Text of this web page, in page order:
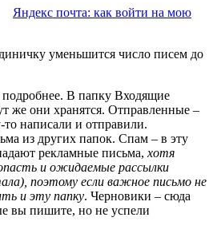
Яндекс почта: как войти на мою
уменьшится число писем до
подробнее. В папку Входящие
же они хранятся. Отправленные –
написали и отправили.
из других папок. Спам – в эту
рекламные письма,хотя
и ожидаемые рассылки
поэтому если важное письмо не
и эту папку. Черновики – сюда
вы пишите, но не успели